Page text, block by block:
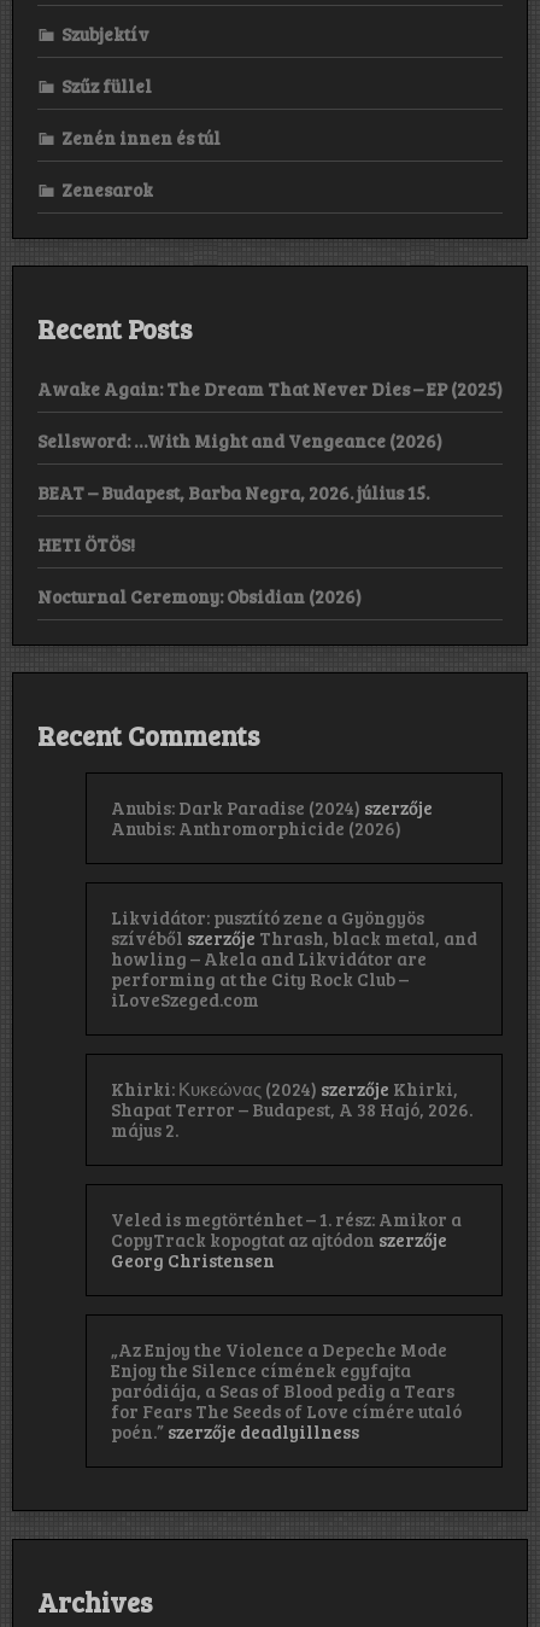
time….
”
Szubjektív
Szűz füllel
Zenén innen és túl
Zenesarok
Recent Posts
Awake Again: The Dream That Never Dies – EP (2025)
Sellsword: …With Might and Vengeance (2026)
BEAT – Budapest, Barba Negra, 2026. július 15.
HETI ÖTÖS!
Nocturnal Ceremony: Obsidian (2026)
Recent Comments
Anubis: Dark Paradise (2024) szerzője
Anubis: Anthromorphicide (2026)
Likvidátor: pusztító zene a Gyöngyös
szívéből szerzője Thrash, black metal, and
howling – Akela and Likvidátor are
performing at the City Rock Club –
iLoveSzeged.com
Khirki: Κ​υ​κ​ε​ώ​ν​α​ς (2024) szerzője Khirki,
Shapat Terror – Budapest, A 38 Hajó, 2026.
május 2.
Veled is megtörténhet – 1. rész: Amikor a
CopyTrack kopogtat az ajtódon szerzője
Georg Christensen
„Az Enjoy the Violence a Depeche Mode
Enjoy the Silence címének egyfajta
paródiája, a Seas of Blood pedig a Tears
for Fears The Seeds of Love címére utaló
poén.” szerzője deadlyillness
Archives